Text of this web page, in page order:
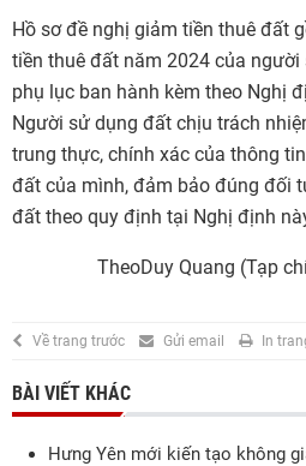
Hồ sơ đề nghị giảm tiền thuê đất
tiền thuê đất năm 2024 của
phụ lục ban hành kèm theo Nghị
Người sử dụng đất chịu trách
trung thực, chính xác của thông
đất của mình, đảm bảo đúng đối
đất theo quy định tại Nghị định
TheoDuy Quang (Tạp
Về trang trước Gửi email In
BÀI VIẾT KHÁC
Hưng Yên mới kiến tạo không